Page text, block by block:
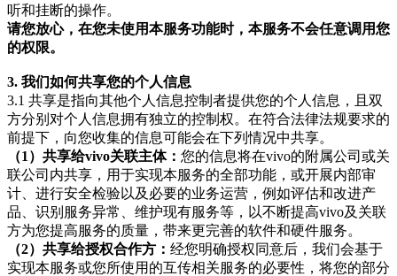
听和挂断的操作。
请您放心，在您未使用本服务功能时，本服务不会任意调用您
的权限。
3. 我们如何共享您的个人信息
3.1 共享是指向其他个人信息控制者提供您的个人信息，且双
方分别对个人信息拥有独立的控制权。在符合法律法规要求的
前提下，向您收集的信息可能会在下列情况中共享。
（1）共享给vivo关联主体： 您的信息将在vivo的附属公司或关
联公司内共享，用于实现本服务的全部功能，或开展内部审
计、进行安全检验以及必要的业务运营，例如评估和改进产
品、识别服务异常、维护现有服务等，以不断提高vivo及关联
方为您提高服务的质量，带来更完善的软件和硬件服务。
（2）共享给授权合作方： 经您明确授权同意后，我们会基于
实现本服务或您所使用的互传相关服务的必要性，将您的部分